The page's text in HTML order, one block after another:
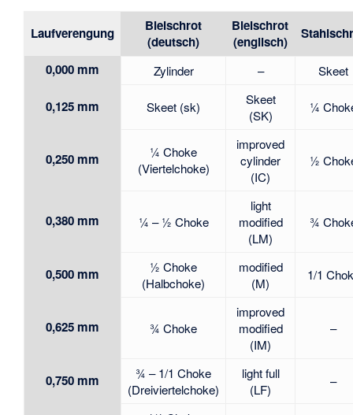
Laufverengung
Bleischrot
(deutsch)
Bleischrot
(englisch)
0,000 mm Zylinder – Skeet
0,125 mm Skeet (sk)
Skeet
(SK)
¼
0,250 mm
¼ Choke
(Viertelchoke)
improved
cylinder
(IC)
½
0,380 mm ¼ – ½ Choke
light
modified
(LM)
¾
0,500 mm
½ Choke
(Halbchoke)
modified
(M)
1/1
0,625 mm ¾ Choke
improved
modified
(IM)
–
0,750 mm
¾ – 1/1 Choke
(Dreiviertelchoke)
light full
(LF)
–